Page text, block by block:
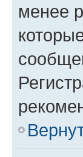
менее